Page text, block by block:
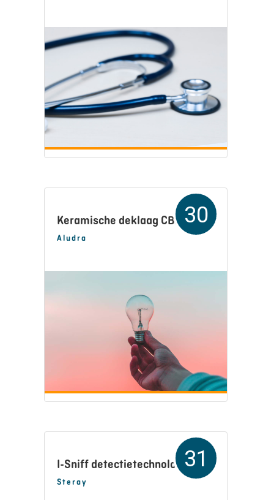
Keramische deklaag CB24
Aludra
30
I-Sniff detectietechnologie
Steray
31